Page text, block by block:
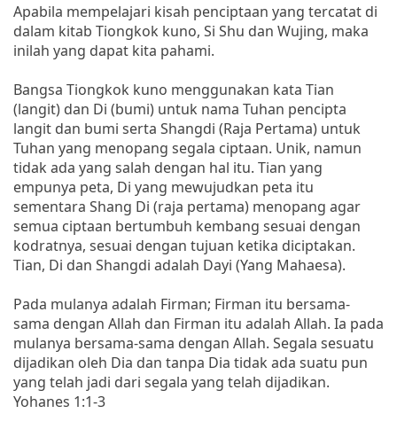
Apabila mempelajari kisah penciptaan yang tercatat di
dalam kitab Tiongkok kuno, Si Shu dan Wujing, maka
inilah yang dapat kita pahami.
Bangsa Tiongkok kuno menggunakan kata Tian
(langit) dan Di (bumi) untuk nama Tuhan pencipta
langit dan bumi serta Shangdi (Raja Pertama) untuk
Tuhan yang menopang segala ciptaan. Unik, namun
tidak ada yang salah dengan hal itu. Tian yang
empunya peta, Di yang mewujudkan peta itu
sementara Shang Di (raja pertama) menopang agar
semua ciptaan bertumbuh kembang sesuai dengan
kodratnya, sesuai dengan tujuan ketika diciptakan.
Tian, Di dan Shangdi adalah Dayi (Yang Mahaesa).
Pada mulanya adalah Firman; Firman itu bersama-
sama dengan Allah dan Firman itu adalah Allah. Ia pada
mulanya bersama-sama dengan Allah. Segala sesuatu
dijadikan oleh Dia dan tanpa Dia tidak ada suatu pun
yang telah jadi dari segala yang telah dijadikan.
Yohanes 1:1-3